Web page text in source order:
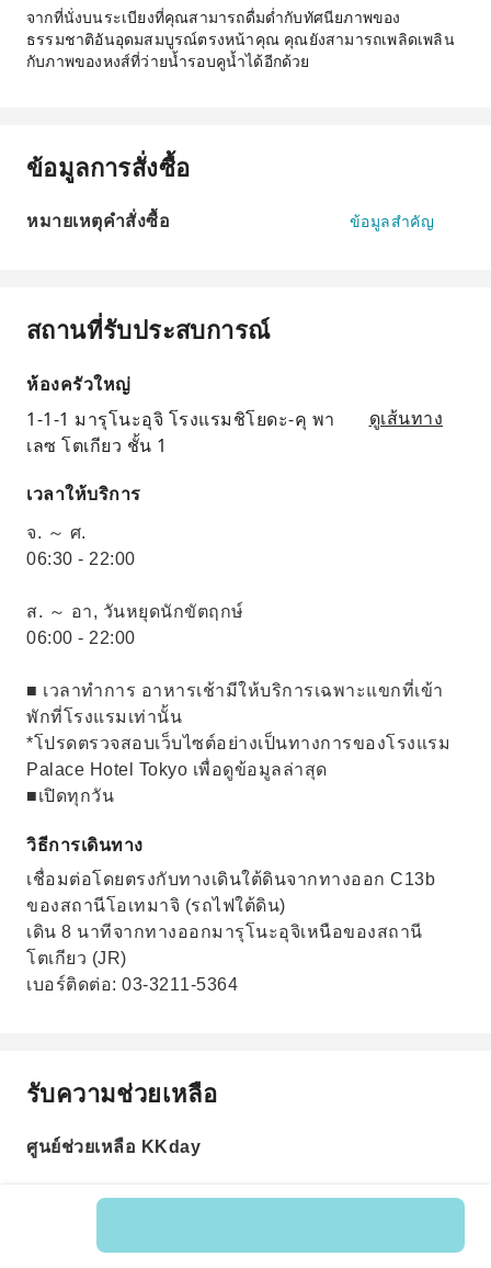
จากที่นั่งบนระเบียงที่คุณสามารถดื่มด่ำกับทัศนียภาพของ
ธรรมชาติอันอุดมสมบูรณ์ตรงหน้าคุณ คุณยังสามารถเพลิดเพลิน
กับภาพของหงส์ที่ว่ายน้ำรอบคูน้ำได้อีกด้วย
ข้อมูลการสั่งซื้อ
หมายเหตุคำสั่งซื้อ ข้อมูลสำคัญ
สถานที่รับประสบการณ์
ห้องครัวใหญ่
1-1-1 มารุโนะอุจิ โรงแรมชิโยดะ-คุ พา
เลซ โตเกียว ชั้น 1
ดูเส้นทาง
เวลาให้บริการ
จ. ～ ศ.
06:30 - 22:00
ส. ～ อา, วันหยุดนักขัตฤกษ์
06:00 - 22:00
■ เวลาทำการ อาหารเช้ามีให้บริการเฉพาะแขกที่เข้า
พักที่โรงแรมเท่านั้น
*โปรดตรวจสอบเว็บไซต์อย่างเป็นทางการของโรงแรม
Palace Hotel Tokyo เพื่อดูข้อมูลล่าสุด
■เปิดทุกวัน
วิธีการเดินทาง
เชื่อมต่อโดยตรงกับทางเดินใต้ดินจากทางออก C13b
ของสถานีโอเทมาจิ (รถไฟใต้ดิน)
เดิน 8 นาทีจากทางออกมารุโนะอุจิเหนือของสถานี
โตเกียว (JR)
เบอร์ติดต่อ: 03-3211-5364
รับความช่วยเหลือ
ศูนย์ช่วยเหลือ KKday
รหัสสินค้า: 543725